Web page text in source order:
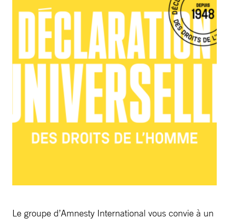
Le groupe d’Amnesty International vous convie à un